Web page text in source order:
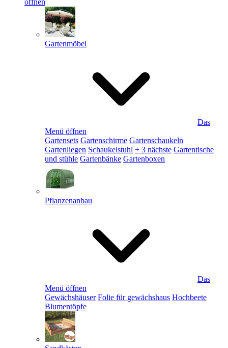
öffnen
Gartenmöbel
Das
Menü öffnen
Gartensets Gartenschirme Gartenschaukeln
Gartenliegen Schaukelstuhl + 3 nächste Gartentische
und stühle Gartenbänke Gartenboxen
Pflanzenanbau
Das
Menü öffnen
Gewächshäuser Folie für gewächshaus Hochbeete
Blumentöpfe